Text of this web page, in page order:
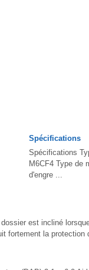
Spécifications
Spécifications
M6CF4 Type de
d'engre ...
est incliné
fortement la